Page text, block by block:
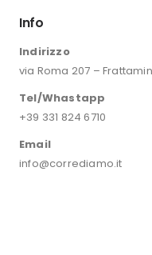
Info
Indirizzo
via Roma 207 –
Tel/Whastapp
+39 331 824 6710
Email
info@corrediamo.it